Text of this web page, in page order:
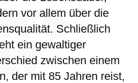
vor allem über die
Schließlich
ein gewaltiger
zwischen einem
der mit 85 Jahren reist,